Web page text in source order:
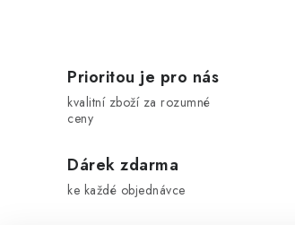
Prioritou je pro nás
kvalitní zboží za rozumné
ceny
Dárek zdarma
ke každé objednávce